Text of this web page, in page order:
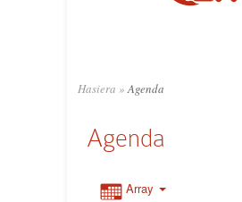
Hasiera » Agenda
Agenda
Array